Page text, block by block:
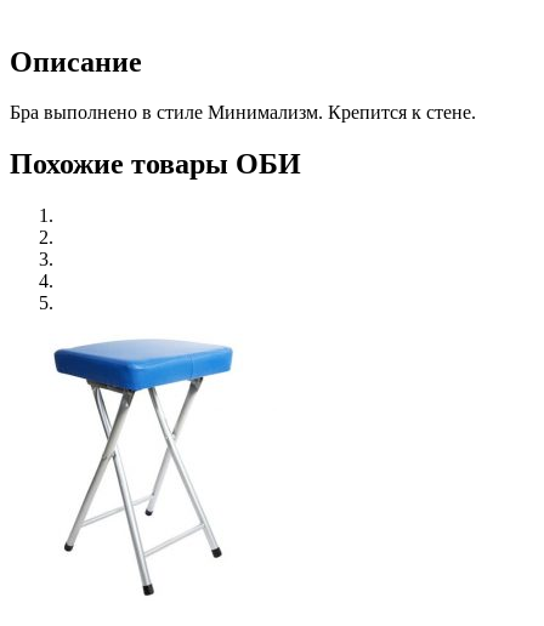
Описание
Бра выполнено в стиле Минимализм. Крепится к стене.
Похожие товары ОБИ